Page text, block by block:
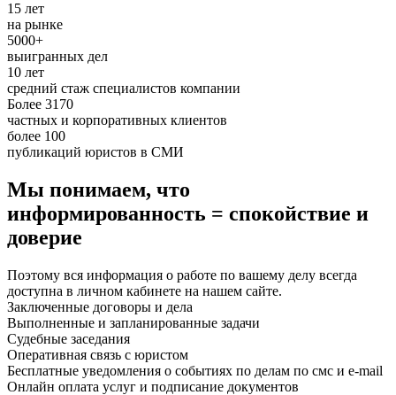
15 лет
на рынке
5000+
выигранных дел
10 лет
средний стаж специалистов компании
Более 3170
частных и корпоративных клиентов
более 100
публикаций юристов в СМИ
Мы понимаем, что
информированность = спокойствие и
доверие
Поэтому вся информация о работе по вашему делу всегда
доступна в личном кабинете на нашем сайте.
Заключенные договоры и дела
Выполненные и запланированные задачи
Судебные заседания
Оперативная связь с юристом
Бесплатные уведомления о событиях по делам по смс и e-mail
Онлайн оплата услуг и подписание документов